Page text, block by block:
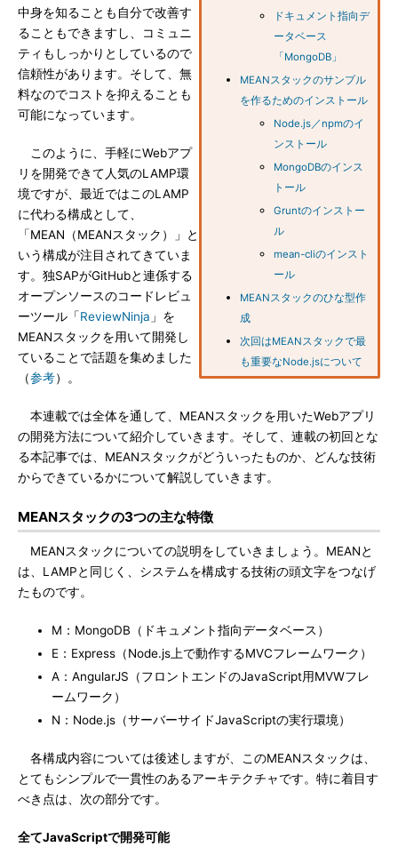
ドキュメント指向デ
ータベース
「MongoDB」
MEANスタックのサンプル
を作るためのインストール
Node.js／npmのイ
ンストール
MongoDBのインス
トール
Gruntのインストー
ル
mean-cliのインスト
ール
MEANスタックのひな型作
成
次回はMEANスタックで最
も重要なNode.jsについて
中身を知ることも自分で改善す
ることもできますし、コミュニ
ティもしっかりとしているので
信頼性があります。そして、無
料なのでコストを抑えることも
可能になっています。
このように、手軽にWebアプ
リを開発できて人気のLAMP環
境ですが、最近ではこのLAMP
に代わる構成として、
「MEAN（MEANスタック）」と
いう構成が注目されてきていま
す。独SAPがGitHubと連係する
オープンソースのコードレビュ
ーツール「ReviewNinja 」を
MEANスタックを用いて開発し
ていることで話題を集めました
（参考）。
本連載では全体を通して、MEANスタックを用いたWebアプリ
の開発方法について紹介していきます。そして、連載の初回とな
る本記事では、MEANスタックがどういったものか、どんな技術
からできているかについて解説していきます。
MEANスタックの3つの主な特徴
MEANスタックについての説明をしていきましょう。MEANと
は、LAMPと同じく、システムを構成する技術の頭文字をつなげ
たものです。
M：MongoDB（ドキュメント指向データベース）
E：Express（Node.js上で動作するMVCフレームワーク）
A：AngularJS（フロントエンドのJavaScript用MVWフレ
ームワーク）
N：Node.js（サーバーサイドJavaScriptの実行環境）
各構成内容については後述しますが、このMEANスタックは、
とてもシンプルで一貫性のあるアーキテクチャです。特に着目す
べき点は、次の部分です。
全てJavaScriptで開発可能